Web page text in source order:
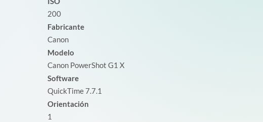
200
Fabricante
Canon
Modelo
Canon PowerShot G1 X
Software
QuickTime 7.7.1
Orientación
1